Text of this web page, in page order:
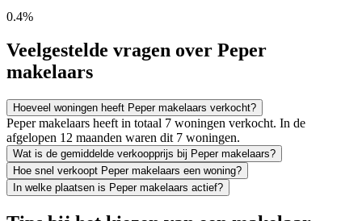
0.4%
Veelgestelde vragen over Peper
makelaars
Hoeveel woningen heeft Peper makelaars verkocht?
Peper makelaars heeft in totaal 7 woningen verkocht. In de
afgelopen 12 maanden waren dit 7 woningen.
Wat is de gemiddelde verkoopprijs bij Peper makelaars?
Hoe snel verkoopt Peper makelaars een woning?
In welke plaatsen is Peper makelaars actief?